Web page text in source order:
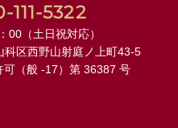
111-5322
00（土日祝対応）
区西野山射庭ノ上町43-5
（般 -17）第 36387 号